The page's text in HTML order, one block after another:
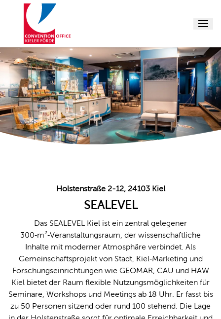
Holstenstraße 2-12, 24103 Kiel
SEALEVEL
Das SEALEVEL Kiel ist ein zentral gelegener
300‑m²‑Veranstaltungsraum, der wissenschaftliche
Inhalte mit moderner Atmosphäre verbindet. Als
Gemeinschaftsprojekt von Stadt, Kiel‑Marketing und
Forschungseinrichtungen wie GEOMAR, CAU und HAW
Kiel bietet der Raum flexible Nutzungsmöglichkeiten für
Seminare, Workshops und Meetings ab 18 Uhr. Er fasst bis
zu 50 Personen sitzend oder rund 100 stehend. Die Lage
Über uns
Suche